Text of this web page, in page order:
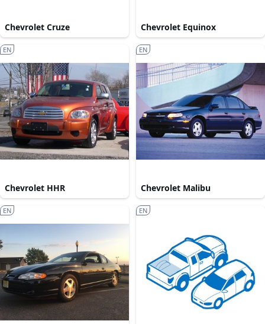
Chevrolet Cruze Chevrolet Equinox
Chevrolet HHR
EN
Chevrolet Malibu
EN
EN EN